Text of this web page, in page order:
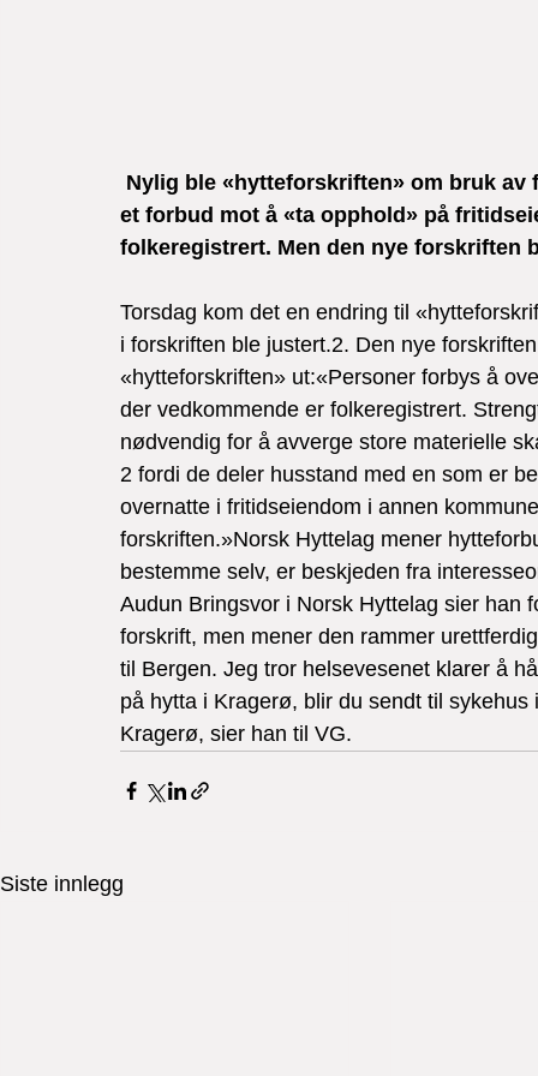
Nylig ble «hytteforskriften» om bruk
et forbud mot å «ta opphold» på
folkeregistrert. Men den nye forskriften
Torsdag kom det en endring til
i forskriften ble justert.2. Den nye
«hytteforskriften» ut:«Personer forbys å
der vedkommende er folkeregistrert.
nødvendig for å avverge store materielle
2 fordi de deler husstand med en som er
overnatte i fritidseiendom i annen
forskriften.»Norsk Hyttelag mener
bestemme selv, er beskjeden fra
Audun Bringsvor i Norsk Hyttelag sier han
forskrift, men mener den rammer
til Bergen. Jeg tror helsevesenet klarer å
på hytta i Kragerø, blir du sendt til
Kragerø, sier han til VG.
Siste innlegg